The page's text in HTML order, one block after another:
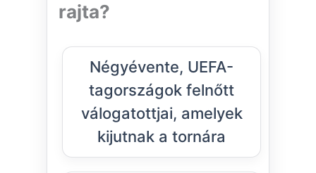
rajta?
Négyévente, UEFA-
tagországok felnőtt
válogatottjai, amelyek
kijutnak a tornára